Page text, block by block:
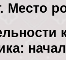
Место